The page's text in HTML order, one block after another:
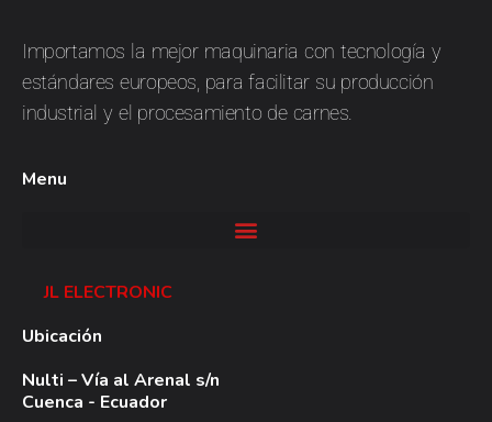
Importamos la mejor maquinaria con tecnología y
estándares europeos, para facilitar su producción
industrial y el procesamiento de carnes.
Menu
JL ELECTRONIC
Ubicación
Nulti – Vía al Arenal s/n
Cuenca - Ecuador